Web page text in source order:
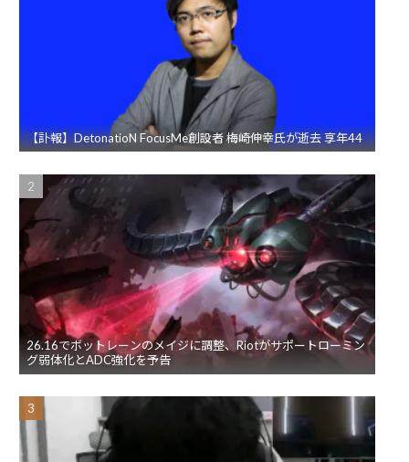
【訃報】DetonatioN FocusMe創設者 梅崎伸幸氏が逝去 享年44
26.16でボットレーンのメイジに調整、Riotがサポートローミン
グ弱体化とADC強化を予告